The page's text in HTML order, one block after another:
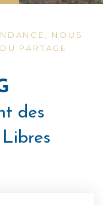
NOUS
PARTAGE
des